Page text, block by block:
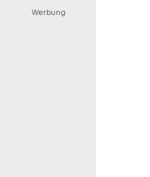
Werbung